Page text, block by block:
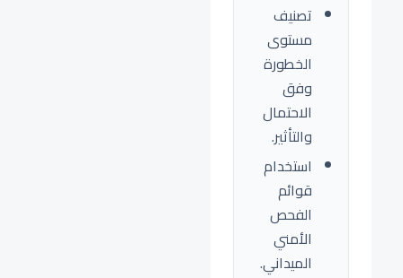
تصنيف
مستوى
الخطورة
وفق
الاحتمال
والتأثير.
استخدام
قوائم
الفحص
الأمني
الميداني.